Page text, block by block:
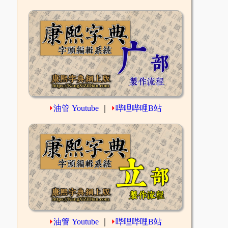
⏵油管 Youtube ⏵哔哩哔哩B站
⏵油管 Youtube ⏵哔哩哔哩B站